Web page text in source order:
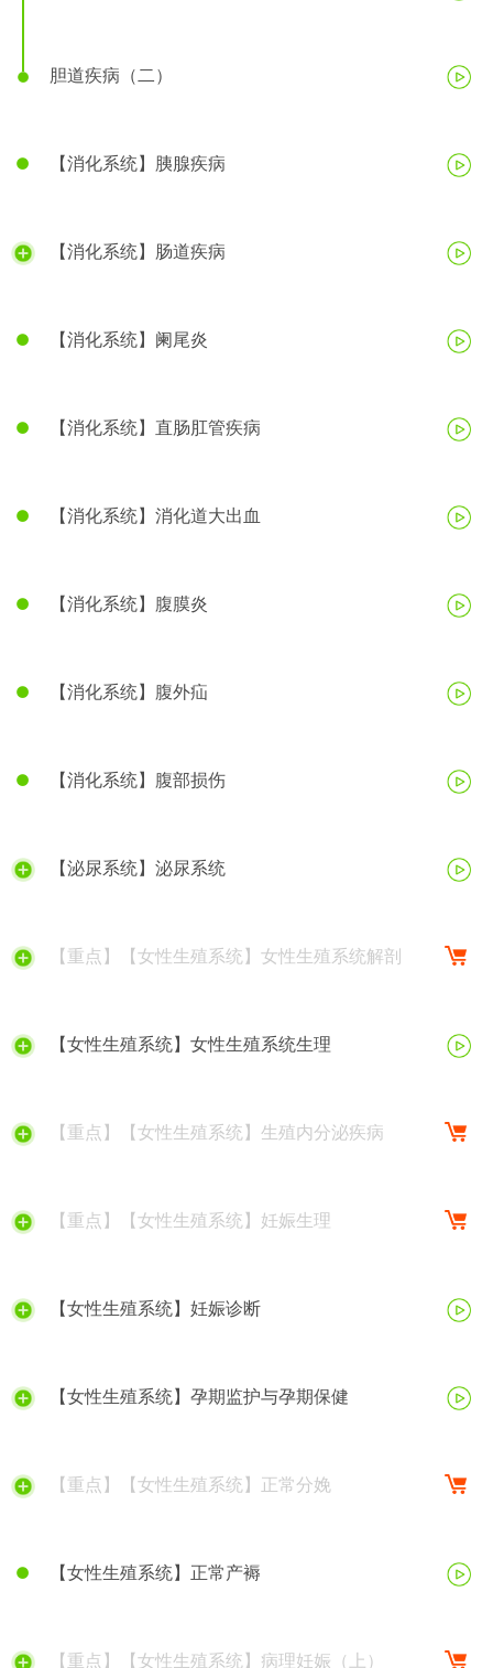
胆道疾病（二）
【消化系统】胰腺疾病
【消化系统】肠道疾病
【消化系统】阑尾炎
【消化系统】直肠肛管疾病
【消化系统】消化道大出血
【消化系统】腹膜炎
【消化系统】腹外疝
【消化系统】腹部损伤
【泌尿系统】泌尿系统
【重点】【女性生殖系统】女性生殖系统解剖
【女性生殖系统】女性生殖系统生理
【重点】【女性生殖系统】生殖内分泌疾病
【重点】【女性生殖系统】妊娠生理
【女性生殖系统】妊娠诊断
【女性生殖系统】孕期监护与孕期保健
【重点】【女性生殖系统】正常分娩
【女性生殖系统】正常产褥
【重点】【女性生殖系统】病理妊娠（上）